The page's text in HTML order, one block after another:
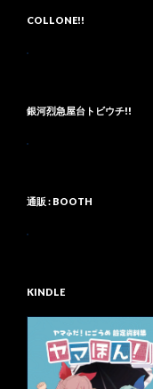
COLLONE!!
銀河烈急屋台トビウチ!!
通販 : BOOTH
KINDLE